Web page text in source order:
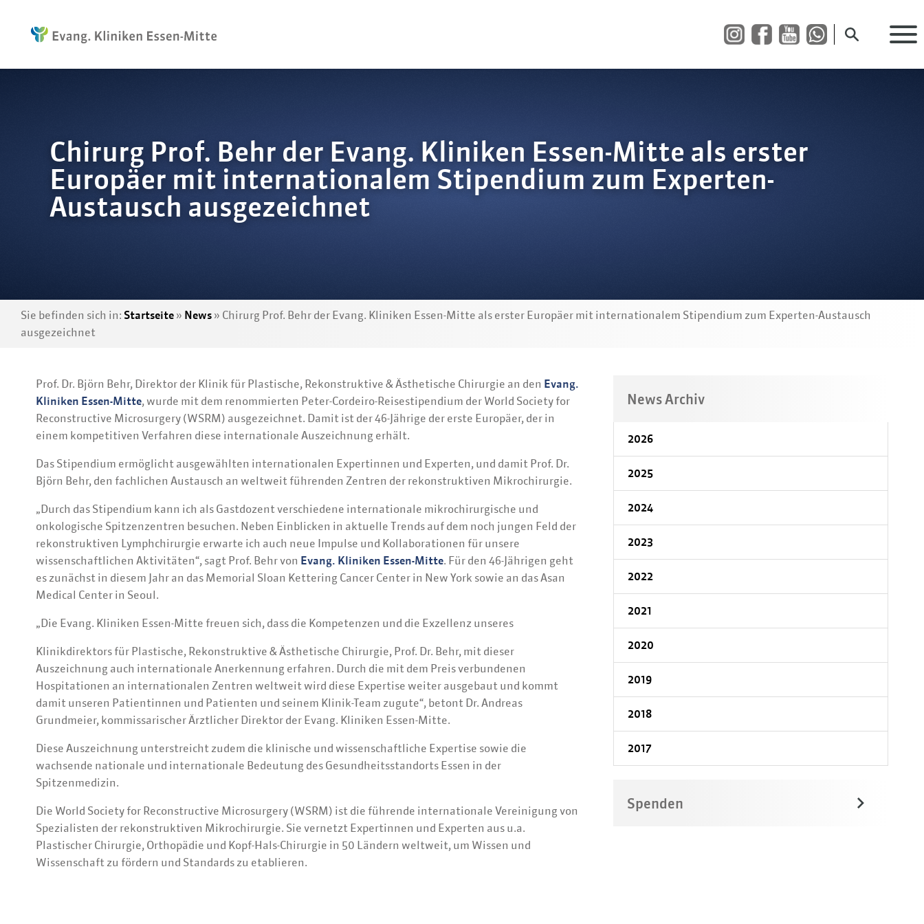
Suche öffnen
Chirurg Prof. Behr der Evang. Kliniken Essen-Mitte als erster
Europäer mit internationalem Stipendium zum Experten-
Austausch ausgezeichnet
Sie befinden sich in: Startseite » News » Chirurg Prof. Behr der Evang. Kliniken Essen-Mitte als erster Europäer mit internationalem Stipendium zum Experten-Austausch
ausgezeichnet
Prof. Dr. Björn Behr, Direktor der Klinik für Plastische, Rekonstruktive & Ästhetische Chirurgie an den Evang.
Kliniken Essen-Mitte, wurde mit dem renommierten Peter-Cordeiro-Reisestipendium der World Society for
Reconstructive Microsurgery (WSRM) ausgezeichnet. Damit ist der 46-Jährige der erste Europäer, der in
einem kompetitiven Verfahren diese internationale Auszeichnung erhält.
Das Stipendium ermöglicht ausgewählten internationalen Expertinnen und Experten, und damit Prof. Dr.
Björn Behr, den fachlichen Austausch an weltweit führenden Zentren der rekonstruktiven Mikrochirurgie.
„Durch das Stipendium kann ich als Gastdozent verschiedene internationale mikrochirurgische und
onkologische Spitzenzentren besuchen. Neben Einblicken in aktuelle Trends auf dem noch jungen Feld der
rekonstruktiven Lymphchirurgie erwarte ich auch neue Impulse und Kollaborationen für unsere
wissenschaftlichen Aktivitäten“, sagt Prof. Behr von Evang. Kliniken Essen-Mitte. Für den 46-Jährigen geht
es zunächst in diesem Jahr an das Memorial Sloan Kettering Cancer Center in New York sowie an das Asan
Medical Center in Seoul.
„Die Evang. Kliniken Essen-Mitte freuen sich, dass die Kompetenzen und die Exzellenz unseres
Klinikdirektors für Plastische, Rekonstruktive & Ästhetische Chirurgie, Prof. Dr. Behr, mit dieser
Auszeichnung auch internationale Anerkennung erfahren. Durch die mit dem Preis verbundenen
Hospitationen an internationalen Zentren weltweit wird diese Expertise weiter ausgebaut und kommt
damit unseren Patientinnen und Patienten und seinem Klinik-Team zugute“, betont Dr. Andreas
Grundmeier, kommissarischer Ärztlicher Direktor der Evang. Kliniken Essen-Mitte.
Diese Auszeichnung unterstreicht zudem die klinische und wissenschaftliche Expertise sowie die
wachsende nationale und internationale Bedeutung des Gesundheitsstandorts Essen in der
Spitzenmedizin.
Die World Society for Reconstructive Microsurgery (WSRM) ist die führende internationale Vereinigung von
Spezialisten der rekonstruktiven Mikrochirurgie. Sie vernetzt Expertinnen und Experten aus u.a.
Plastischer Chirurgie, Orthopädie und Kopf-Hals-Chirurgie in 50 Ländern weltweit, um Wissen und
Wissenschaft zu fördern und Standards zu etablieren.
News Archiv
2026
2025
2024
2023
2022
2021
2020
2019
2018
2017
Spenden